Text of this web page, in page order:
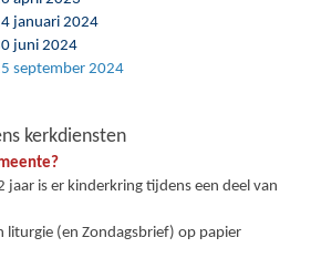
januari 2024
juni 2024
september 2024
kerkdiensten
jaar is er kinderkring tijdens een deel van
liturgie (en Zondagsbrief) op papier